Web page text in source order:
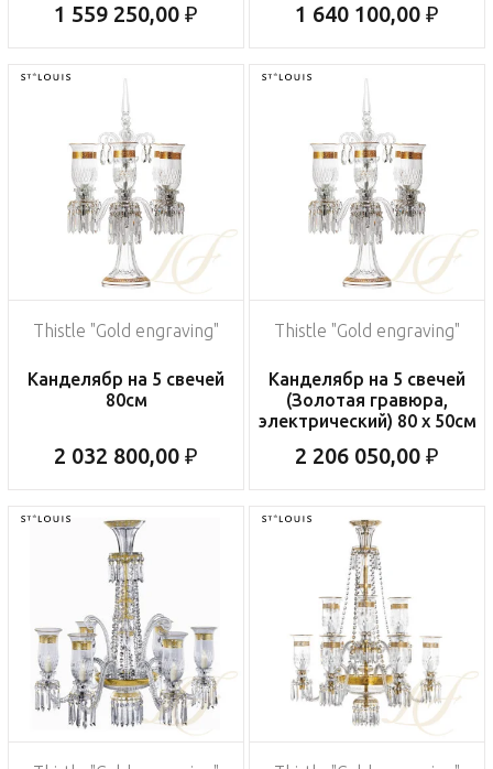
1 559 250,00 ₽ 1 640 100,00 ₽
Thistle "Gold engraving"
Канделябр на 5 свечей
80см
2 032 800,00 ₽
Thistle "Gold engraving"
Канделябр на 5 свечей
(Золотая гравюра,
электрический) 80 x 50см
2 206 050,00 ₽